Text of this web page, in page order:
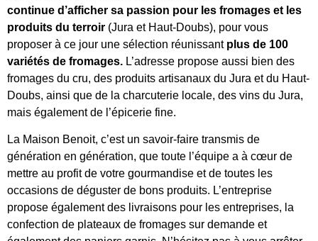
continue d’afficher sa passion pour les fromages et les
produits du terroir (Jura et Haut-Doubs), pour vous
proposer à ce jour une sélection réunissantplus de 100
variétés de fromages. L’adresse propose aussi bien des
fromages du cru, des produits artisanaux du Jura et du Haut-
Doubs, ainsi que de la charcuterie locale, des vins du Jura,
mais également de l’épicerie fine.
La Maison Benoit, c’est un savoir-faire transmis de
génération en génération, que toute l’équipe a à cœur de
mettre au profit de votre gourmandise et de toutes les
occasions de déguster de bons produits. L’entreprise
propose également des livraisons pour les entreprises, la
confection de plateaux de fromages sur demande et